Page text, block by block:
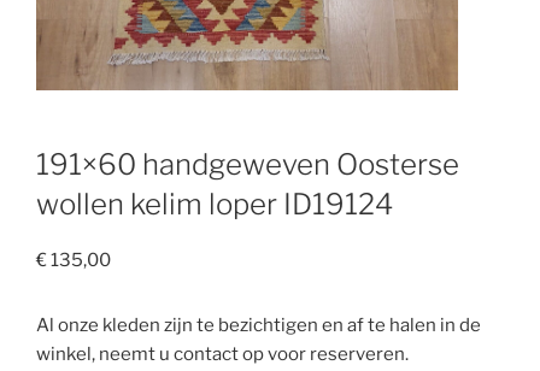
191×60 handgeweven Oosterse
wollen kelim loper ID19124
€135,00
Al onze kleden zijn te bezichtigen en af te halen in de
winkel, neemt u contact op voor reserveren.